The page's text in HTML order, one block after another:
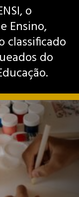
o
Ensino,
classificado
do